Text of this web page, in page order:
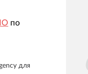
по
для